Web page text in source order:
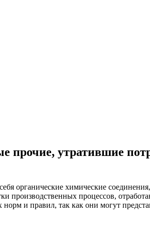
прочие, утратившие
органические химические
производственных процессов,
и правил, так как они могут